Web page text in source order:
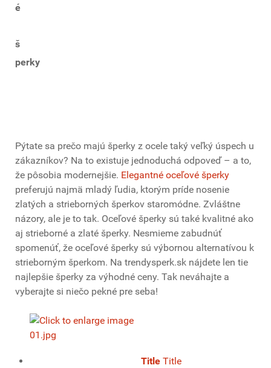
é
š
perky
Pýtate sa prečo majú šperky z ocele taký veľký úspech u
zákazníkov? Na to existuje jednoduchá odpoveď – a to,
že pôsobia modernejšie. Elegantné oceľové šperky
preferujú najmä mladý ľudia, ktorým príde nosenie
zlatých a strieborných šperkov staromódne. Zvláštne
názory, ale je to tak. Oceľové šperky sú také kvalitné ako
aj strieborné a zlaté šperky. Nesmieme zabudnúť
spomenúť, že oceľové šperky sú výbornou alternatívou k
strieborným šperkom. Na trendysperk.sk nájdete len tie
najlepšie šperky za výhodné ceny. Tak neváhajte a
vyberajte si niečo pekné pre seba!
Title Title